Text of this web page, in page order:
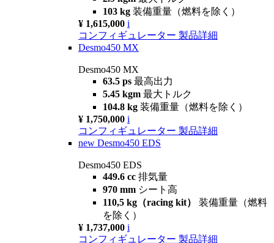
103 kg 装備重量（燃料を除く）
¥ 1,615,000 i
コンフィギュレーター 製品詳細
Desmo450 MX
Desmo450 MX
63.5 ps 最高出力
5.45 kgm 最大トルク
104.8 kg 装備重量（燃料を除く）
¥ 1,750,000 i
コンフィギュレーター 製品詳細
new Desmo450 EDS
Desmo450 EDS
449.6 cc 排気量
970 mm シート高
110,5 kg（racing kit） 装備重量（燃料
を除く）
¥ 1,737,000 i
コンフィギュレーター 製品詳細